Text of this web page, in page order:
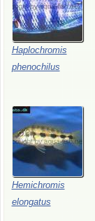
Haplochromis
phenochilus
Hemichromis
elongatus